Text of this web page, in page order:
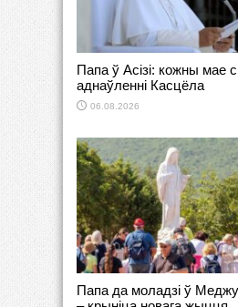
Папа ў Асізі: кожны мае
аднаўленні Касцёла
06.08.2026
Папа да моладзі ў